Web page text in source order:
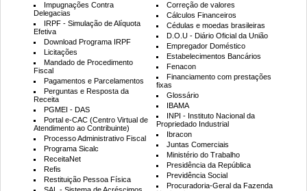
Impugnações Contra
Delegacias
IRPF - Simulação de Alíquota
Efetiva
Download Programa IRPF
Licitações
Mandado de Procedimento
Fiscal
Pagamentos e Parcelamentos
Perguntas e Resposta da
Receita
PGMEI - DAS
Portal e-CAC (Centro Virtual de
Atendimento ao Contribuinte)
Processo Administrativo Fiscal
Programa Sicalc
ReceitaNet
Refis
Restituição Pessoa Física
Correção de valores
Cálculos Financeiros
Cédulas e moedas brasileiras
D.O.U - Diário Oficial da União
Empregador Doméstico
Estabelecimentos Bancários
Fenacon
Financiamento com prestações
fixas
Glossário
IBAMA
INPI - Instituto Nacional da
Propriedado Industrial
Ibracon
Juntas Comerciais
Ministério do Trabalho
Presidência da República
Previdência Social
Procuradoria-Geral da Fazenda